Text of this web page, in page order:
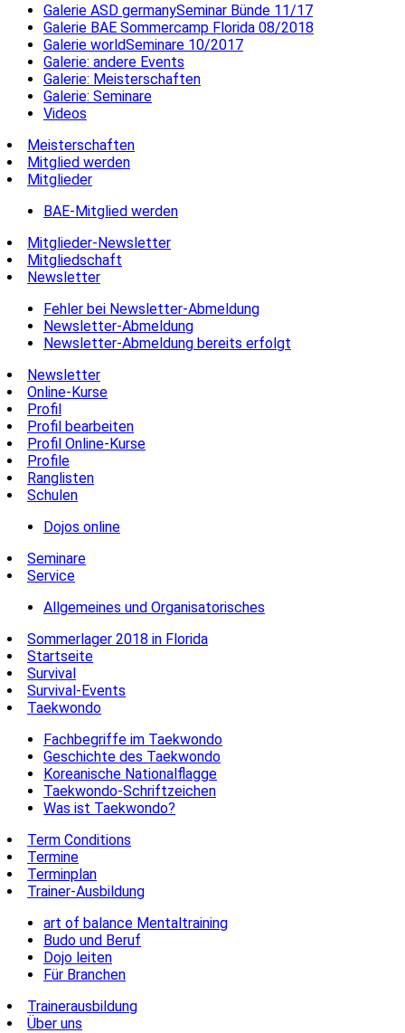
Galerie ASD germanySeminar Bünde 11/17
Galerie BAE Sommercamp Florida 08/2018
Galerie worldSeminare 10/2017
Galerie: andere Events
Galerie: Meisterschaften
Galerie: Seminare
Videos
Meisterschaften
Mitglied werden
Mitglieder
BAE-Mitglied werden
Mitglieder-Newsletter
Mitgliedschaft
Newsletter
Fehler bei Newsletter-Abmeldung
Newsletter-Abmeldung
Newsletter-Abmeldung bereits erfolgt
Newsletter
Online-Kurse
Profil
Profil bearbeiten
Profil Online-Kurse
Profile
Ranglisten
Schulen
Dojos online
Seminare
Service
Allgemeines und Organisatorisches
Sommerlager 2018 in Florida
Startseite
Survival
Survival-Events
Taekwondo
Fachbegriffe im Taekwondo
Geschichte des Taekwondo
Koreanische Nationalflagge
Taekwondo-Schriftzeichen
Was ist Taekwondo?
Term Conditions
Termine
Terminplan
Trainer-Ausbildung
art of balance Mentaltraining
Budo und Beruf
Dojo leiten
Für Branchen
Trainerausbildung
Über uns